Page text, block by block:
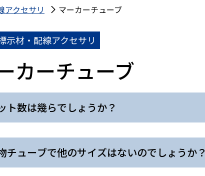
アクセサリ マーカーチューブ
示材・配線アクセサリ
カーチューブ
ト数は幾らでしょうか？
チューブで他のサイズはないのでしょうか？